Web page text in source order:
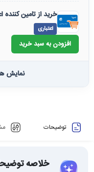
خرید از تامین کننده
اعتباری
افزودن به سبد خرید
نمایش
توضیحات
خلاصه